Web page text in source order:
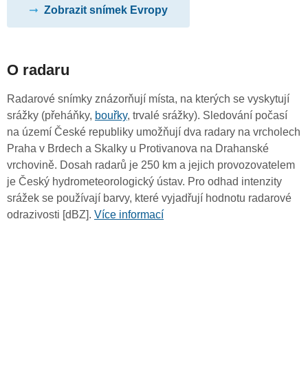
Zobrazit snímek Evropy
O radaru
Radarové snímky znázorňují místa, na kterých se vyskytují
srážky (přeháňky, bouřky, trvalé srážky). Sledování počasí
na území České republiky umožňují dva radary na vrcholech
Praha v Brdech a Skalky u Protivanova na Drahanské
vrchovině. Dosah radarů je 250 km a jejich provozovatelem
je Český hydrometeorologický ústav. Pro odhad intenzity
srážek se používají barvy, které vyjadřují hodnotu radarové
odrazivosti [dBZ]. Více informací